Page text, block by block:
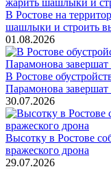
В Ростове на
шашлыки и строить
01.08.2026
В Ростове
Парамонова завершат
30.07.2026
Высотку в Ростове
вражеского дрона
29.07.2026